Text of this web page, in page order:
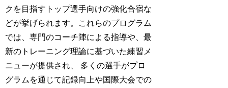
クを目指すトップ選手向けの強化合宿な
どが挙げられます。これらのプログラム
では、専門のコーチ陣による指導や、最
新のトレーニング理論に基づいた練習メ
ニューが提供され、 多くの選手がプロ
グラムを通じて記録向上や国際大会での